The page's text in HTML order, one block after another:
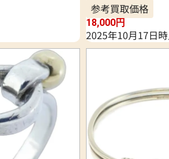
参考買取価格
18,000円
2025年10月17日